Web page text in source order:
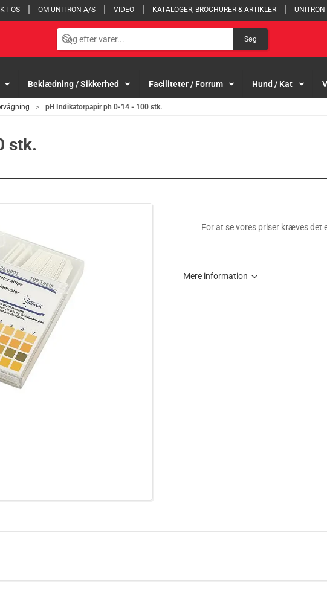
OS OM UNITRON A/S VIDEO KATALOGER, BROCHURER & ARTIKLER UNITRON
Søg
Beklædning / Sikkerhed Faciliteter / Forrum Hund / Kat
pH Indikatorpapir ph 0-14 - 100 stk.
stk.
For at se vores priser kræves det
Mere information